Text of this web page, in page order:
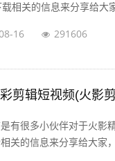
相关的信息来分享给大
16 291606
剪辑短视频(火影
是有很多小伙伴对于火影
关的信息来分享给大家